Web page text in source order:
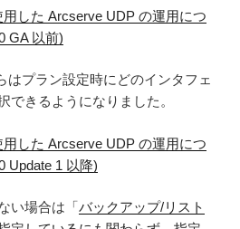
した Arcserve UDP の運用につ
GA 以前)
はプラン設定時にどのインタフェ
できるようになりました。
した Arcserve UDP の運用につ
Update 1 以降)
い場合は「バックアップ/リスト